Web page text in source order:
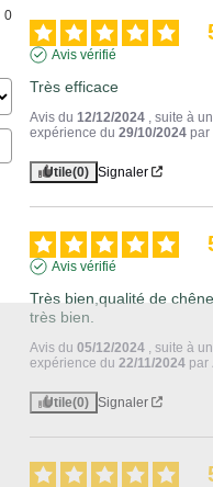
0
Avis vérifié
Très efficace
Avis du12/12/2024 , suite à
expérience du29/10/2024 par
Utile(0) Signaler
Avis vérifié
Très bien,qualité de
très bien.
Avis du05/12/2024 , suite à
expérience du22/11/2024 par
Utile(0) Signaler